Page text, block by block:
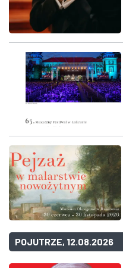
POJUTRZE, 12.08.2026